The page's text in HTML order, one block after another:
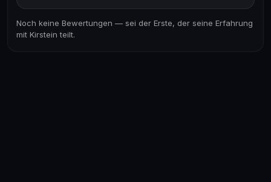
Noch keine Bewertungen — sei der Erste, der seine Erfahrung
mit Kirstein teilt.